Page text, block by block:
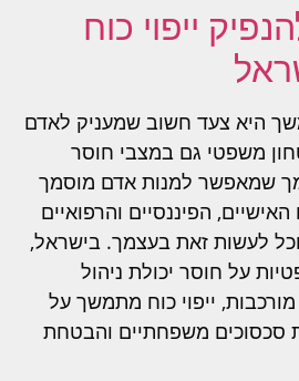
ייפוי כוח
היא צעד חשוב שמעניק לאדם
משפטי גם במצבי חוסר
שמאפשר למנות אדם מוסמך
הפיננסיים והרפואיים
לעשות זאת בעצמך. בישראל,
על חוסר יכולת ניהול
מורכבות, ייפוי כוח מתמשך על
סכסוכים משפחתיים והבטחת